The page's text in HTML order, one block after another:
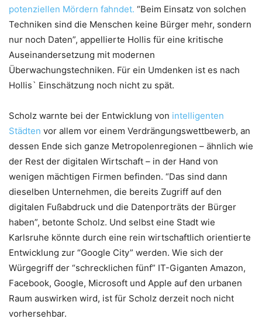
potenziellen Mördern fahndet. “Beim Einsatz von solchen
Techniken sind die Menschen keine Bürger mehr, sondern
nur noch Daten”, appellierte Hollis für eine kritische
Auseinandersetzung mit modernen
Überwachungstechniken. Für ein Umdenken ist es nach
Hollis` Einschätzung noch nicht zu spät.
Scholz warnte bei der Entwicklung von intelligenten
Städten vor allem vor einem Verdrängungswettbewerb, an
dessen Ende sich ganze Metropolenregionen – ähnlich wie
der Rest der digitalen Wirtschaft – in der Hand von
wenigen mächtigen Firmen befinden. “Das sind dann
dieselben Unternehmen, die bereits Zugriff auf den
digitalen Fußabdruck und die Datenporträts der Bürger
haben”, betonte Scholz. Und selbst eine Stadt wie
Karlsruhe könnte durch eine rein wirtschaftlich orientierte
Entwicklung zur “Google City” werden. Wie sich der
Würgegriff der “schrecklichen fünf” IT-Giganten Amazon,
Facebook, Google, Microsoft und Apple auf den urbanen
Raum auswirken wird, ist für Scholz derzeit noch nicht
vorhersehbar.